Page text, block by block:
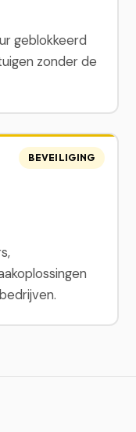
geblokkeerd
zonder de
BEVEILIGING